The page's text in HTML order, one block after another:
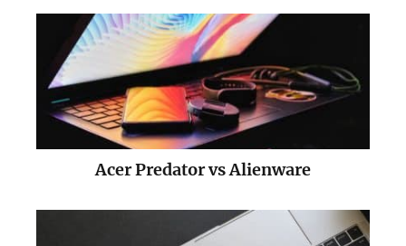
Acer Predator vs Alienware